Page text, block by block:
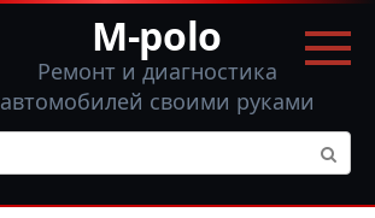
M-polo
Ремонт и диагностика
автомобилей своими руками